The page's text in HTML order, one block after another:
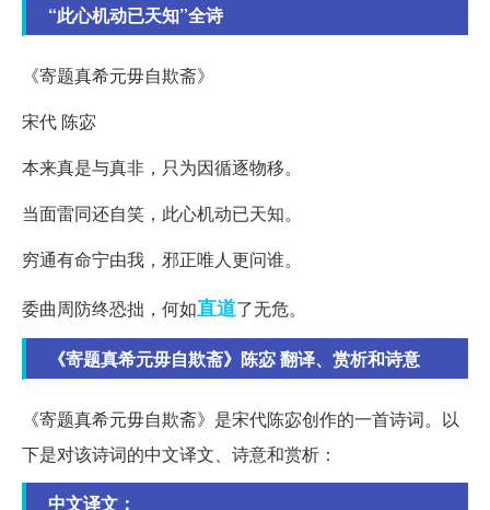
“此心机动已天知”全诗
《寄题真希元毋自欺斋》
宋代 陈宓
本来真是与真非，只为因循逐物移。
当面雷同还自笑，此心机动已天知。
穷通有命宁由我，邪正唯人更问谁。
委曲周防终恐拙，何如直道了无危。
《寄题真希元毋自欺斋》陈宓 翻译、赏析和诗意
《寄题真希元毋自欺斋》是宋代陈宓创作的一首诗词。以
下是对该诗词的中文译文、诗意和赏析：
中文译文：